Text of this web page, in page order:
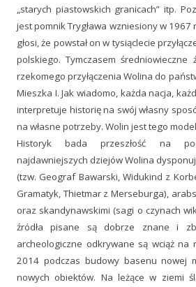
„starych piastowskich granicach” itp.
jest pomnik Trygława wzniesiony w 1967
głosi, że powstał on w tysiąclecie
polskiego. Tymczasem średniowieczne
rzekomego przyłączenia Wolina do
Mieszka I. Jak wiadomo, każda nacja,
interpretuje historię na swój własny
na własne potrzeby. Wolin jest tego
Historyk bada przeszłość na
najdawniejszych dziejów Wolina
(tzw. Geograf Bawarski, Widukind z
Gramatyk, Thietmar z Merseburga),
oraz skandynawskimi (sagi o czynach
źródła pisane są dobrze znane i
archeologiczne odkrywane są wciąż na
2014 podczas budowy basenu nowej
nowych obiektów. Na leżące w ziemi